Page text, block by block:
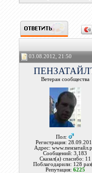
03.08.2012, 21:50
Ветеран сообщества
Пол:
Регистрация:
Адрес:
Сообщений: 3,183
Сказал(а) спасибо: 11
Поблагодарили: 128
Репутация: 6225